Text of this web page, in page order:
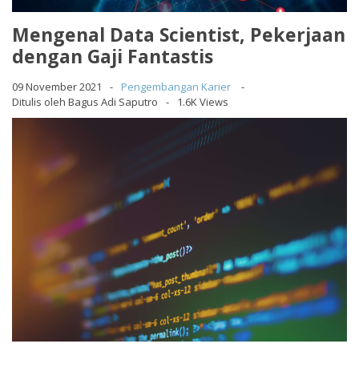
Mengenal Data Scientist, Pekerjaan
dengan Gaji Fantastis
09 November 2021
Pengembangan Karier
Ditulis oleh Bagus Adi Saputro
1.6K Views